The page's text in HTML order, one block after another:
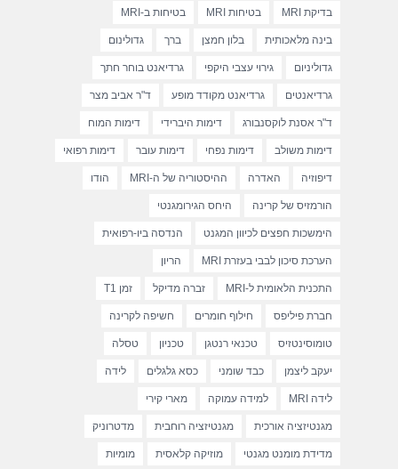
בדיקת MRI בטיחות MRI בטיחות ב-MRI
בינה מלאכותית בלון חמצן ברך גדולינום
גדוליניום גירוי עצבי היקפי גרדיאנט בוחר חתך
גרדיאנטים גרדיאנט מקודד מופע ד"ר אביב מצר
ד"ר אסנת לוקסנבורג דימות היברידי דימות המוח
דימות משולב דימות נפחי דימות עובר דימות רפואי
דיפוזיה האדרה ההיסטוריה של ה-MRI הודו
הורמזיס של קרינה היחס הגירומגנטי
הימשכות חפצים לכיוון המגנט הנדסה ביו-רפואית
הערכת סיכון לבבי בעזרת MRI הריון
התכנית הלאומית ל-MRI זברה מדיקל זמן T1
חברת פיליפס חילוף חומרים חשיפה לקרינה
טומוסינטזיס טכנאי רנטגן טכניון טסלה
יעקב ליצמן כבד שומני כסא גלגלים לידה
לידה MRI למידה עמוקה מארי קירי
מגנטיזציה אורכית מגנטיזציה רוחבית מדטרוניק
מדידת מומנט מגנטי מוזיקה קלאסית מומיות